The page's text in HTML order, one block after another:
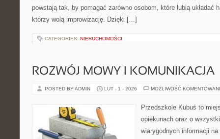
powstają tak, by pomagać zarówno osobom, które lubią układać
którzy wolą improwizację. Dzięki […]
CATEGORIES: NIERUCHOMOŚCI
ROZWÓJ MOWY I KOMUNIKACJA
POSTED BY ADMIN LUT - 1 - 2026 MOŻLIWOŚĆ
Przedszkole Kubuś to
opiekunach oraz o
wiarygodnych informacji